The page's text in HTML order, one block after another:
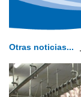
Otras noticias...